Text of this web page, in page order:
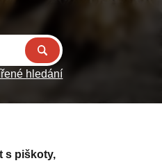
hledání
s piškoty,